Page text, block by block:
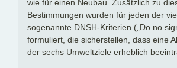
wie für einen Neubau. Zusätzlich zu
Bestimmungen wurden für jeden der
sogenannte DNSH-Kriterien („Do no
formuliert, die sicherstellen, dass eine
der sechs Umweltziele erheblich